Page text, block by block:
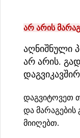
არ არის
აღნიშნული
არ არის.
დაგვიტოვეთ
და მარაგების
მიიღებთ.